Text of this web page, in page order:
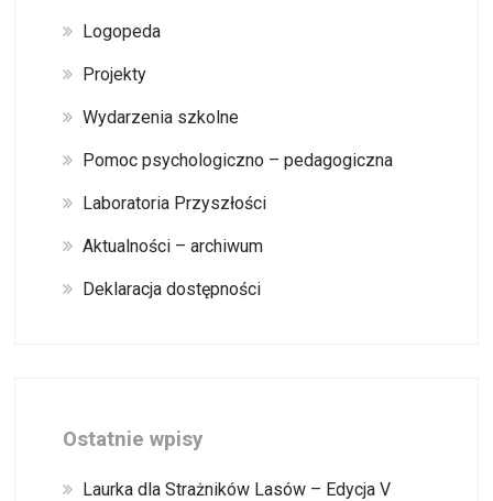
Logopeda
Projekty
Wydarzenia szkolne
Pomoc psychologiczno – pedagogiczna
Laboratoria Przyszłości
Aktualności – archiwum
Deklaracja dostępności
Ostatnie wpisy
Laurka dla Strażników Lasów – Edycja V